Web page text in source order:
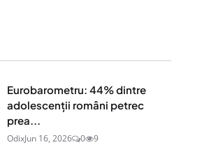
Eurobarometru: 44% dintre
adolescenţii români petrec
prea...
OdixJun 16, 2026 0 9